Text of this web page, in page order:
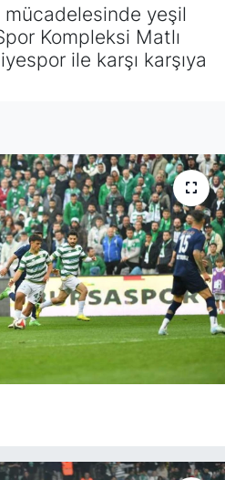
yeşil
Kompleksi Matlı
ile karşı karşıya
ve Fikstür